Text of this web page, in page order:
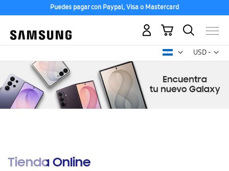
Puedes pagar con Paypal, Visa o Mastercard
USD -
dólar
Mi carrito
Tienda Online